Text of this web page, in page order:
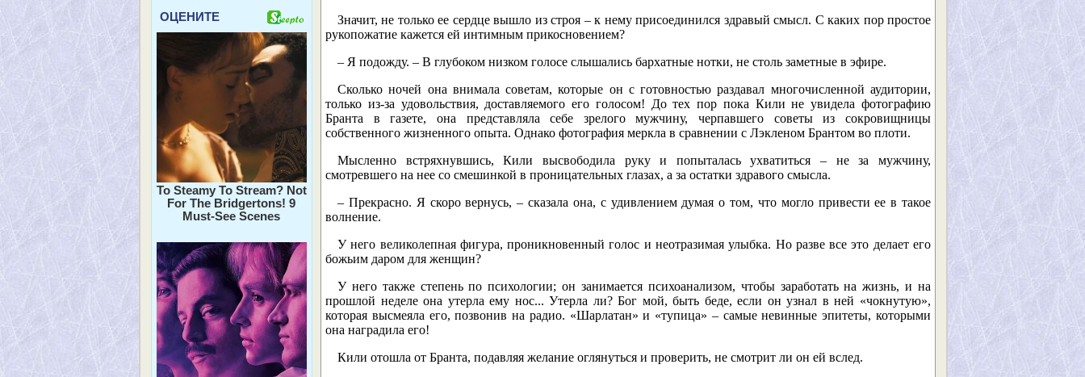
ОЦЕНИТЕ
To Steamy To Stream? Not
For The Bridgertons! 9
Must-See Scenes
Значит, не только ее сердце вышло из строя – к нему присоединился здравый смысл. С каких пор простое
рукопожатие кажется ей интимным прикосновением?
– Я подожду. – В глубоком низком голосе слышались бархатные нотки, не столь заметные в эфире.
Сколько ночей она внимала советам, которые он с готовностью раздавал многочисленной аудитории,
только из-за удовольствия, доставляемого его голосом! До тех пор пока Кили не увидела фотографию
Бранта в газете, она представляла себе зрелого мужчину, черпавшего советы из сокровищницы
собственного жизненного опыта. Однако фотография меркла в сравнении с Лэкленом Брантом во плоти.
Мысленно встряхнувшись, Кили высвободила руку и попыталась ухватиться – не за мужчину,
смотревшего на нее со смешинкой в проницательных глазах, а за остатки здравого смысла.
– Прекрасно. Я скоро вернусь, – сказала она, с удивлением думая о том, что могло привести ее в такое
волнение.
У него великолепная фигура, проникновенный голос и неотразимая улыбка. Но разве все это делает его
божьим даром для женщин?
У него также степень по психологии; он занимается психоанализом, чтобы заработать на жизнь, и на
прошлой неделе она утерла ему нос... Утерла ли? Бог мой, быть беде, если он узнал в ней «чокнутую»,
которая высмеяла его, позвонив на радио. «Шарлатан» и «тупица» – самые невинные эпитеты, которыми
она наградила его!
Кили отошла от Бранта, подавляя желание оглянуться и проверить, не смотрит ли он ей вслед.